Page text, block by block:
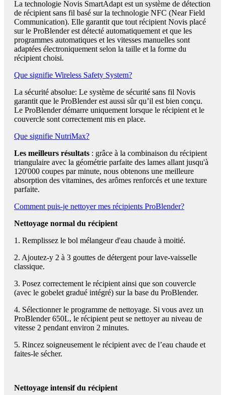
La technologie Novis SmartAdapt est un système de détection
de récipient sans fil basé sur la technologie NFC (Near Field
Communication). Elle garantit que tout récipient Novis placé
sur le ProBlender est détecté automatiquement et que les
programmes automatiques et les vitesses manuelles sont
adaptées électroniquement selon la taille et la forme du
récipient choisi.
Que signifie Wireless Safety System?
La sécurité absolue: Le système de sécurité sans fil Novis
garantit que le ProBlender est aussi sûr qu’il est bien conçu.
Le ProBlender démarre uniquement lorsque le récipient et le
couvercle sont correctement mis en place.
Que signifie NutriMax?
Les meilleurs résultats : grâce à la combinaison du récipient
triangulaire avec la géométrie parfaite des lames allant jusqu'à
120'000 coupes par minute, nous obtenons une meilleure
absorption des vitamines, des arômes renforcés et une texture
parfaite.
Comment puis-je nettoyer mes récipients ProBlender?
Nettoyage normal du récipient
1. Remplissez le bol mélangeur d'eau chaude à moitié.
2. Ajoutez-y 2 à 3 gouttes de détergent pour lave-vaisselle
classique.
3. Posez correctement le récipient ainsi que son couvercle
(avec le gobelet gradué intégré) sur la base du ProBlender.
4. Sélectionner le programme de nettoyage. Si vous avez un
ProBlender 650L, le récipient peut se nettoyer au niveau de
vitesse 2 pendant environ 2 minutes.
5. Rincez soigneusement le récipient avec de l’eau chaude et
faites-le sécher.
Nettoyage intensif du récipient